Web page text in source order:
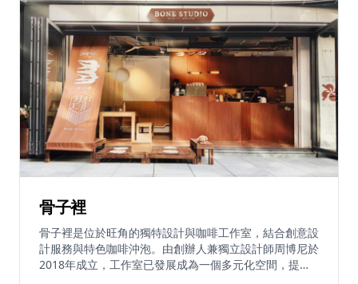
骨子裡
骨子裡是位於旺角的獨特設計與咖啡工作室，結合創意設
計服務與特色咖啡沖泡。由創辦人兼獨立設計師周博尼於
2018年成立，工作室已發展成為一個多元化空間，提供